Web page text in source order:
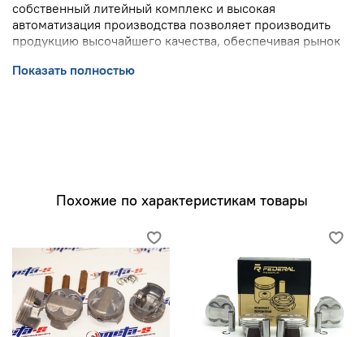
собственный литейный комплекс и высокая
автоматизация производства позволяет производить
продукцию высочайшего качества, обеспечивая рынок
Показать полностью
Похожие по характеристикам товары